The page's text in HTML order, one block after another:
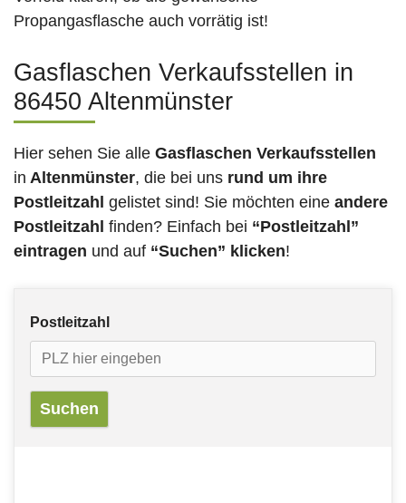
Propangasflasche auch vorrätig ist!
Gasflaschen Verkaufsstellen in
86450 Altenmünster
Hier sehen Sie alle Gasflaschen Verkaufsstellen
in Altenmünster, die bei uns rund um ihre
Postleitzahl gelistet sind! Sie möchten eine andere
Postleitzahl finden? Einfach bei “Postleitzahl”
eintragen und auf “Suchen” klicken!
Postleitzahl